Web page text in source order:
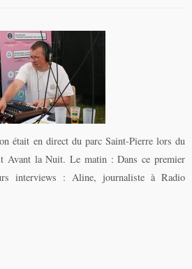
était en direct du parc Saint-Pierre lors du
Avant la Nuit. Le matin : Dans ce premier
interviews : Aline, journaliste à Radio